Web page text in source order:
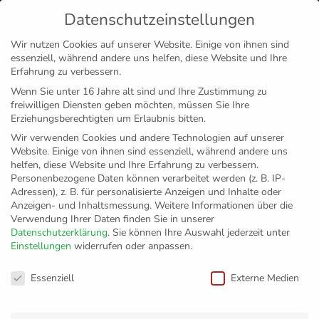
MENÜ
Disclaimer Impressum Datenschutz
Beste
Datenschutzeinstellungen
Wir nutzen Cookies auf unserer Website. Einige von ihnen sind
essenziell, während andere uns helfen, diese Website und Ihre
Erfahrung zu verbessern.
Wenn Sie unter 16 Jahre alt sind und Ihre Zustimmung zu
freiwilligen Diensten geben möchten, müssen Sie Ihre
Erziehungsberechtigten um Erlaubnis bitten.
Wir verwenden Cookies und andere Technologien auf unserer
Website. Einige von ihnen sind essenziell, während andere uns
helfen, diese Website und Ihre Erfahrung zu verbessern.
Personenbezogene Daten können verarbeitet werden (z. B. IP-
Adressen), z. B. für personalisierte Anzeigen und Inhalte oder
Anzeigen- und Inhaltsmessung. Weitere Informationen über die
Verwendung Ihrer Daten finden Sie in unserer
Datenschutzerklärung. Sie können Ihre Auswahl jederzeit unter
Einstellungen widerrufen oder anpassen.
Datenschutzeinstellungen
Essenziell Externe Medien